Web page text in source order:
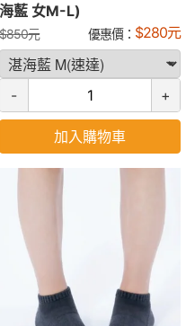
海藍 女M-L)
$850元 優惠價： $280元
- +
加入購物車